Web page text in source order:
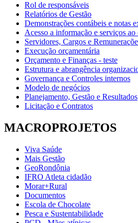
Rol de responsáveis
Relatórios de Gestão
Demonstrações contábeis e notas
Acesso a informação e serviços ao
Servidores, Cargos e
Execução orçamentária
Orçamento e Finanças - teste
Estrutura e abrangência
Governança e Controles internos
Modelo de negócios
Planejamento, Gestão e Resultados
Licitação e Contratos
MACROPROJETOS
Viva Saúde
Mais Gestão
GeoRondônia
IFRO Atleta cidadão
Morar+Rural
Documentos
Escola de Chocolate
Pesca e Sustentabilidade